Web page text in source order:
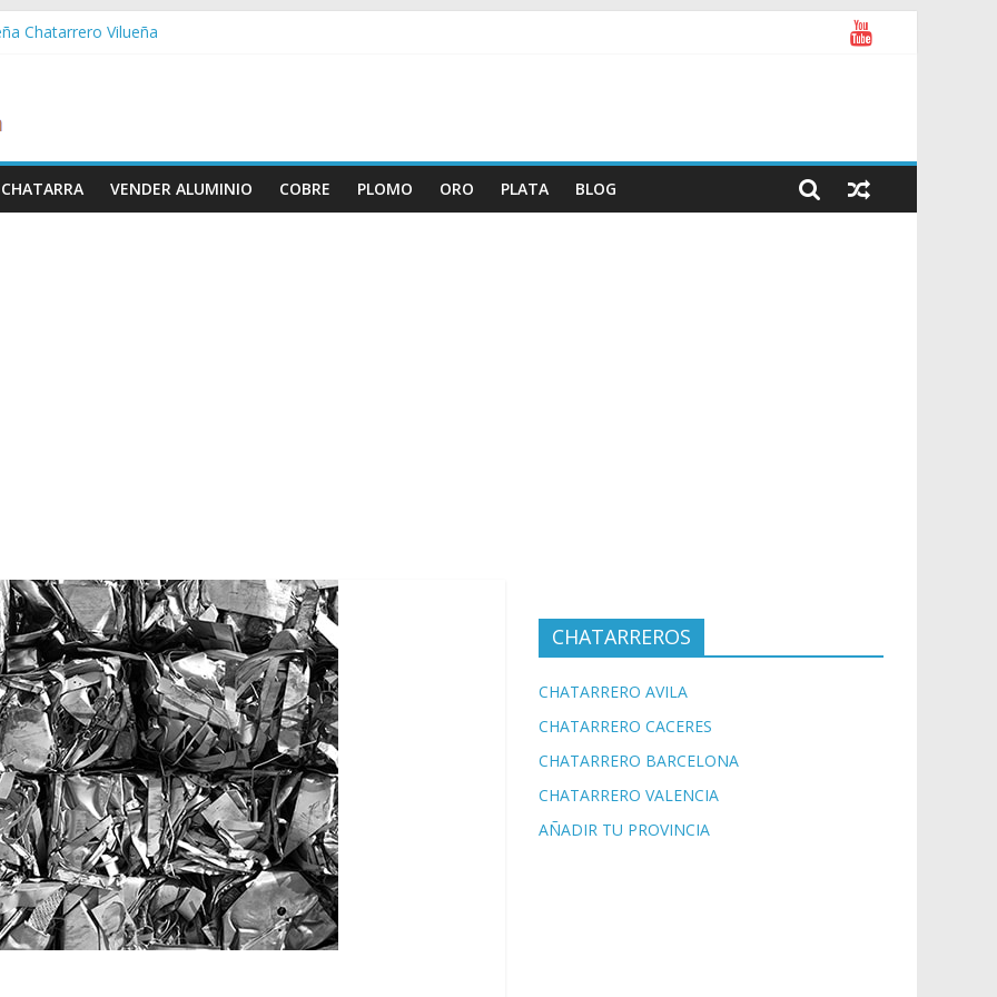
Chatarrero Vilueña
Chatarrero Zaida
Chatarrero Vistabella
VENDER ALUMINIO COBRE PLOMO ORO PLATA BLOG
CHATARREROS
CHATARRERO AVILA
CHATARRERO CACERES
CHATARRERO BARCELONA
CHATARRERO VALENCIA
AÑADIR TU PROVINCIA